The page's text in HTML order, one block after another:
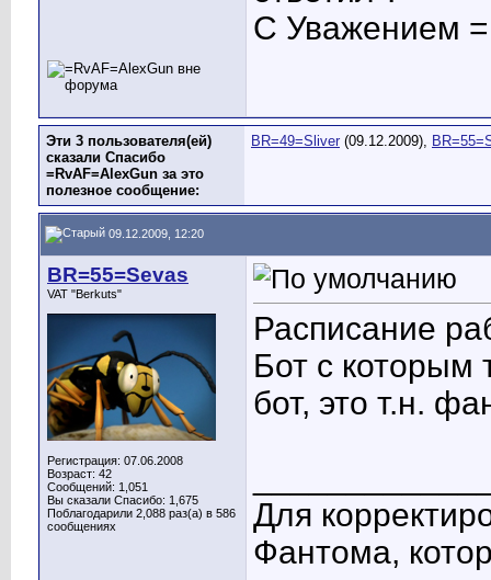
С Уважением
Эти 3 пользователя(ей)
сказали Спасибо
=RvAF=AlexGun за это
полезное сообщение:
BR=49=Sliver (09.12.2009),
09.12.2009, 12:20
BR=55=Sevas
VAT "Berkuts"
Регистрация: 07.06.2008
Возраст: 42
Сообщений: 1,051
Вы сказали Спасибо: 1,675
Поблагодарили 2,088 раз(а) в 586
сообщениях
Расписание
Бот с которым
бот, это т.н.
Для
Фантома,